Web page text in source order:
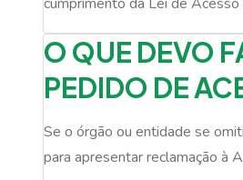
O QUE DEVO
PEDIDO DE
Se o órgão ou entidade se
para apresentar reclamação à